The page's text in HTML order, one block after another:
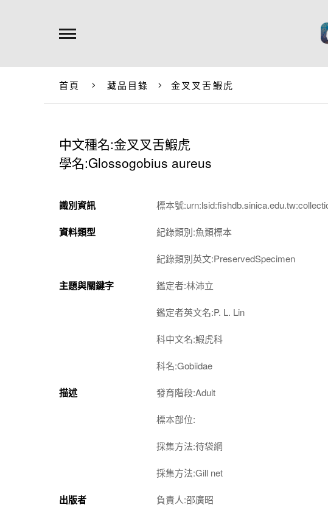
首頁 藏品目錄 金叉叉舌鰕虎
中文種名:金叉叉舌鰕虎
學名:Glossogobius aureus
識別資訊 標本號
資料類型 紀錄類別:魚類標本
紀錄類別英文:PreservedSpecimen
主題與關鍵字 鑑定者:林沛立
鑑定者英文名:P. L. Lin
科中文名:鰕虎科
科名:Gobiidae
描述 發育階段:Adult
標本部位:
採集方法:待袋網
採集方法:Gill net
出版者 負責人:邵廣昭